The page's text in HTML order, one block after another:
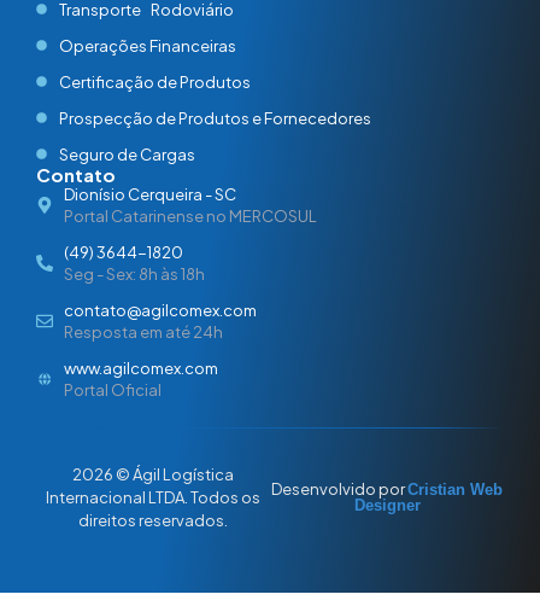
Transporte Rodoviário
Operações Financeiras
Certificação de Produtos
Prospecção de Produtos e Fornecedores
Seguro de Cargas
Contato
Dionísio Cerqueira - SC
Portal Catarinense no MERCOSUL
(49) 3644-1820
Seg - Sex: 8h às 18h
contato@agilcomex.com
Resposta em até 24h
www.agilcomex.com
Portal Oficial
2026 © Ágil Logística
Internacional LTDA. Todos os
direitos reservados.
Desenvolvido porCristian Web
Designer